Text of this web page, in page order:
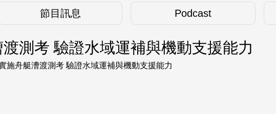
節目訊息 Podcast
測考 驗證水域運補與機動支援能力
施舟艇漕渡測考 驗證水域運補與機動支援能力